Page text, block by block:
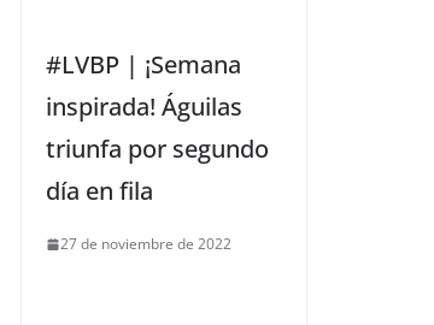
#LVBP | ¡Semana
inspirada! Águilas
triunfa por segundo
día en fila
27 de noviembre de 2022